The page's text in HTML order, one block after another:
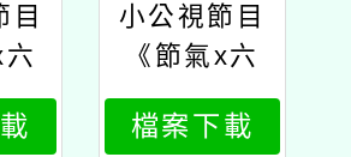
目
六
》
小公視節目
《節氣x六
感實驗室》
簡報
檔案下載